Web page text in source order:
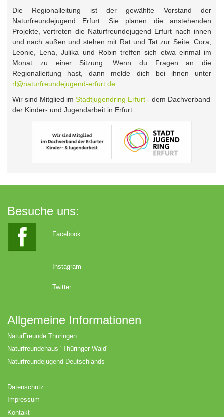
Die Regionalleitung ist der gewählte Vorstand der
Naturfreundejugend Erfurt. Sie planen die anstehenden
Projekte, vertreten die Naturfreundejugend Erfurt nach innen
und nach außen und stehen mit Rat und Tat zur Seite. Cora,
Leonie, Lena, Julika und Robin treffen sich etwa einmal im
Monat zu einer Sitzung. Wenn du Fragen an die
Regionalleitung hast, dann melde dich bei ihnen unter
rl@naturfreundejugend-erfurt.de
Wir sind Mitglied im Stadtjugendring Erfurt - dem Dachverband
der Kinder- und Jugendarbeit in Erfurt.
Besuche uns:
Facebook
Instagram
Twitter
Allgemeine Informationen
NaturFreunde Thüringen
Naturfreundehaus "Thüringer Wald"
Naturfreundejugend Deutschlands
Datenschutz
Impressum
Kontakt